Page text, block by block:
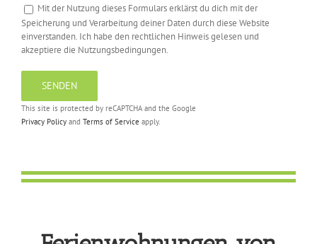
Mit der Nutzung dieses Formulars erklärst du dich mit der
Speicherung und Verarbeitung deiner Daten durch diese Website
einverstanden. Ich habe den rechtlichen Hinweis gelesen und
akzeptiere die Nutzungsbedingungen.
This site is protected by reCAPTCHA and the Google
Privacy Policy and Terms of Service apply.